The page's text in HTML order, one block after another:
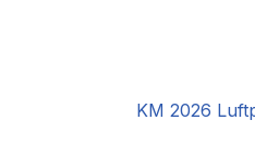
KM 2026